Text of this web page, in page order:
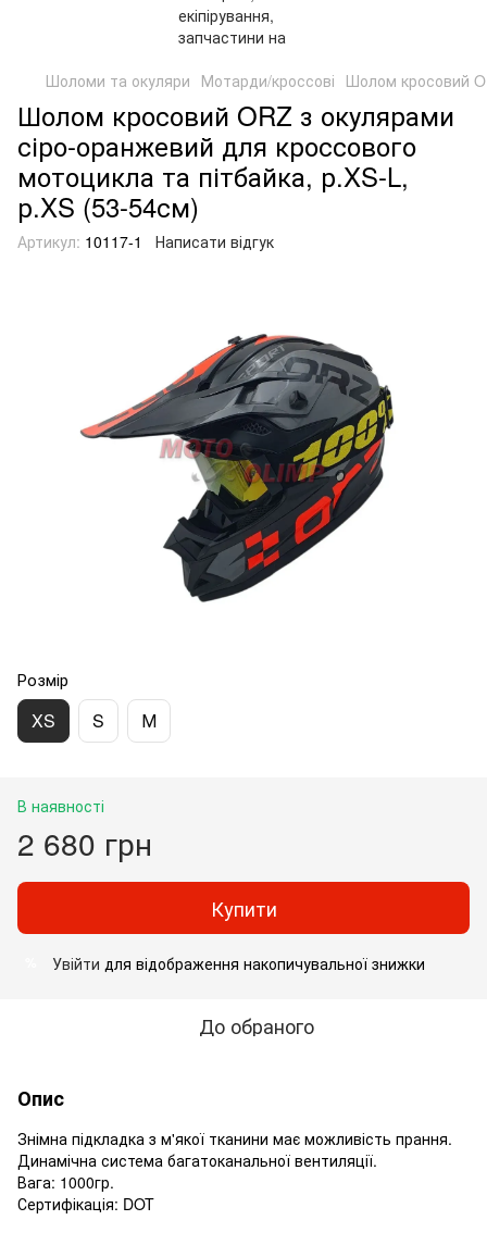
Шоломи та окуляри Мотарди/кроссові Шолом кросовий
Шолом кросовий ORZ з окулярами
сіро-оранжевий для кроссового
мотоцикла та пітбайка, р.XS-L,
р.XS (53-54см)
Артикул: 10117-1 Написати відгук
Розмір
XS S М
В наявності
2 680 грн
Купити
Увійти для відображення накопичувальної знижки
До обраного
Опис
Знімна підкладка з м'якої тканини має можливість прання.
Динамічна система багатоканальної вентиляції.
Вага: 1000гр.
Сертифікація: DOT